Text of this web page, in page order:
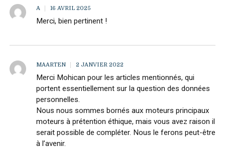
Merci, bien pertinent !
A 16 AVRIL 2025
Merci Mohican pour les articles mentionnés, qui
portent essentiellement sur la question des données
personnelles.
Nous nous sommes bornés aux moteurs principaux
moteurs à prétention éthique, mais vous avez raison il
serait possible de compléter. Nous le ferons peut-être
à l’avenir.
MAARTEN 2 JANVIER 2022